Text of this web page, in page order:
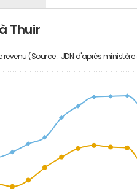
Thuir
(Source : JDN d'après